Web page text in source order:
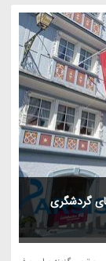
گردشگری